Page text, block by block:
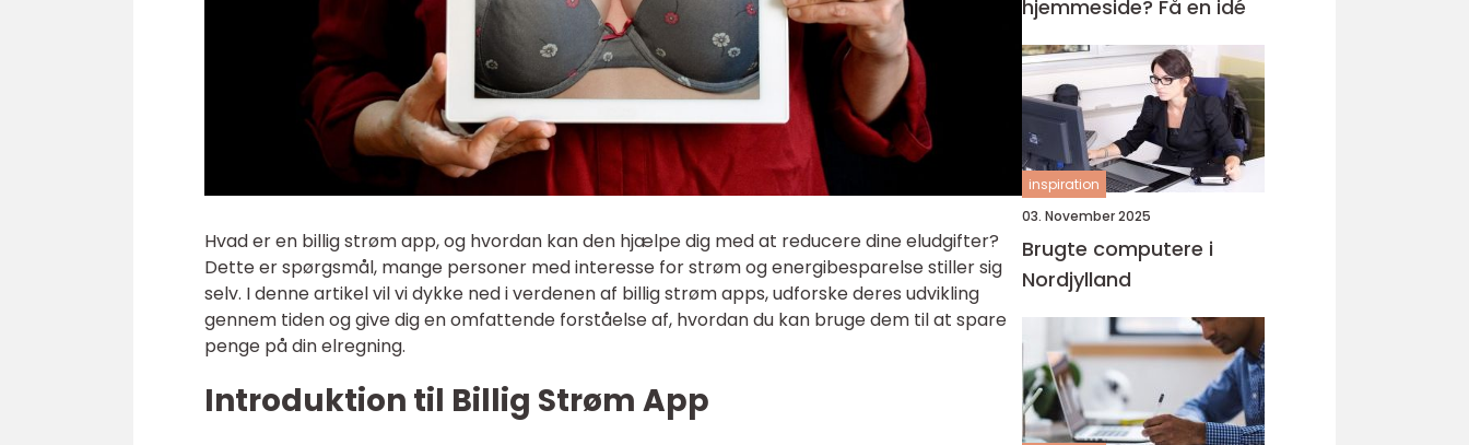
Hvad er en billig strøm app, og hvordan kan den hjælpe dig med at reducere dine eludgifter?
Dette er spørgsmål, mange personer med interesse for strøm og energibesparelse stiller sig
selv. I denne artikel vil vi dykke ned i verdenen af billig strøm apps, udforske deres udvikling
gennem tiden og give dig en omfattende forståelse af, hvordan du kan bruge dem til at spare
penge på din elregning.
Introduktion til Billig Strøm App
hjemmeside? Få en idé
inspiration
03. November 2025
Brugte computere i
Nordjylland